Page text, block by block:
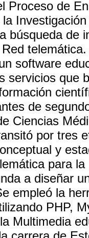
Proceso de
búsqueda de
software
servicios que
de
Ciencias
por tres
y
para
a diseñar
empleó la
PHP,
Multimedia